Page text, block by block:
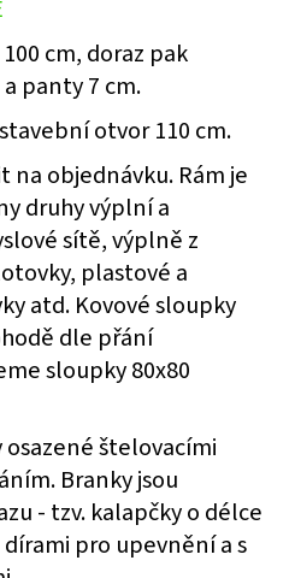
cm, doraz pak
panty 7 cm.
otvor 110 cm.
na objednávku. Rám je
druhy výplní a
sítě, výplně z
plastové a
atd. Kovové sloupky
dle přání
sloupky 80x80
osazené štelovacími
Branky jsou
- tzv. kalapčky o délce
pro upevnění a s